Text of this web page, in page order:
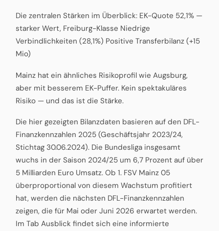
Die zentralen Stärken im Überblick: EK-Quote 52,1% —
starker Wert, Freiburg-Klasse Niedrige
Verbindlichkeiten (28,1%) Positive Transferbilanz (+15
Mio)
Mainz hat ein ähnliches Risikoprofil wie Augsburg,
aber mit besserem EK-Puffer. Kein spektakuläres
Risiko — und das ist die Stärke.
Die hier gezeigten Bilanzdaten basieren auf den DFL-
Finanzkennzahlen 2025 (Geschäftsjahr 2023/24,
Stichtag 30.06.2024). Die Bundesliga insgesamt
wuchs in der Saison 2024/25 um 6,7 Prozent auf über
5 Milliarden Euro Umsatz. Ob 1. FSV Mainz 05
überproportional von diesem Wachstum profitiert
hat, werden die nächsten DFL-Finanzkennzahlen
zeigen, die für Mai oder Juni 2026 erwartet werden.
Im Tab Ausblick findet sich eine informierte